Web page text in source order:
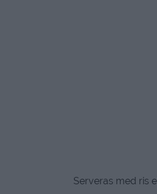
Serveras med ris